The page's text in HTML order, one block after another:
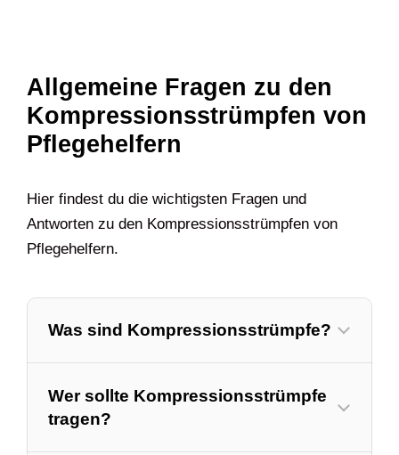
Allgemeine Fragen zu den
Kompressionsstrümpfen von
Pflegehelfern
Hier findest du die wichtigsten Fragen und
Antworten zu den Kompressionsstrümpfen von
Pflegehelfern.
Was sind Kompressionsstrümpfe?
Wer sollte Kompressionsstrümpfe
tragen?